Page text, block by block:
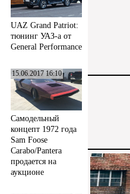
UAZ Grand Patriot:
тюнинг УАЗ-а от
General Performance
15.06.2017 16:10
Самодельный
концепт 1972 года
Sam Foose
Carabo/Pantera
продается на
аукционе